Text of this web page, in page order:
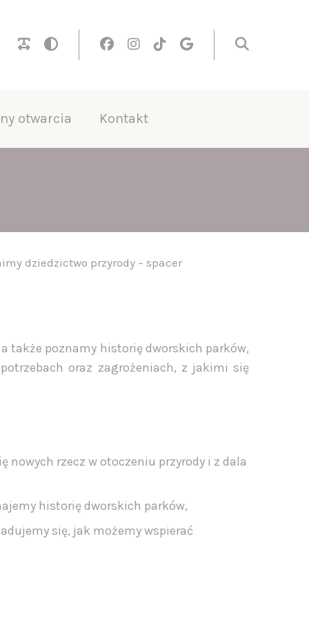
otwarcia Kontakt
dziedzictwo przyrody – spacer
także poznamy historię dworskich parków,
oraz zagrożeniach, z jakimi się
nowych rzecz w otoczeniu przyrody i z dala
historię dworskich parków,
się, jak możemy wspierać